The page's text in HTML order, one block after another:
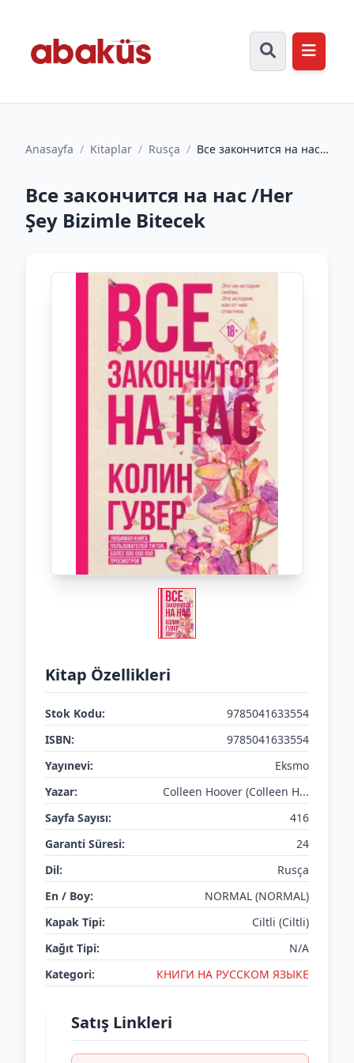
Anasayfa / Kitaplar / Rusça / Все закончится на нас
Все закончится на нас /Her
Şey Bizimle Bitecek
Kitap Özellikleri
Stok Kodu:
9785041633554
ISBN:
9785041633554
Yayınevi:
Eksmo
Yazar:
Colleen Hoover (Colleen H...
Sayfa Sayısı:
416
Garanti Süresi:
24
Dil:
Rusça
En / Boy:
NORMAL (NORMAL)
Kapak Tipi:
Ciltli (Ciltli)
Kağıt Tipi:
N/A
Kategori:
КНИГИ НА РУССКОМ ЯЗЫКЕ
Satış Linkleri